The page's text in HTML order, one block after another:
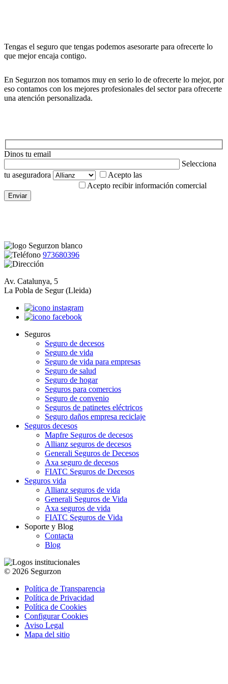
Tengas el seguro que tengas podemos asesorarte para ofrecerte lo
que mejor encaja contigo.
En Segurzon nos tomamos muy en serio lo de ofrecerte lo mejor, por
eso contamos con los mejores profesionales del sector para ofrecerte
una atención personalizada.
Dinos tu email
Selecciona
tu aseguradora
Acepto las
Acepto recibir información comercial
973680396
Av. Catalunya, 5
La Pobla de Segur (Lleida)
Seguros
Seguro de decesos
Seguro de vida
Seguro de vida para empresas
Seguro de salud
Seguro de hogar
Seguros para comercios
Seguro de convenio
Seguros de patinetes eléctricos
Seguro daños empresa reciclaje
Seguros decesos
Mapfre Seguros de decesos
Allianz seguros de decesos
Generali Seguros de Decesos
Axa seguro de decesos
FIATC Seguros de Decesos
Seguros vida
Allianz seguros de vida
Generali Seguros de Vida
Axa seguros de vida
FIATC Seguros de Vida
Soporte y Blog
Contacta
Blog
© 2026 Segurzon
Política de Transparencia
Política de Privacidad
Política de Cookies
Configurar Cookies
Aviso Legal
Mapa del sitio